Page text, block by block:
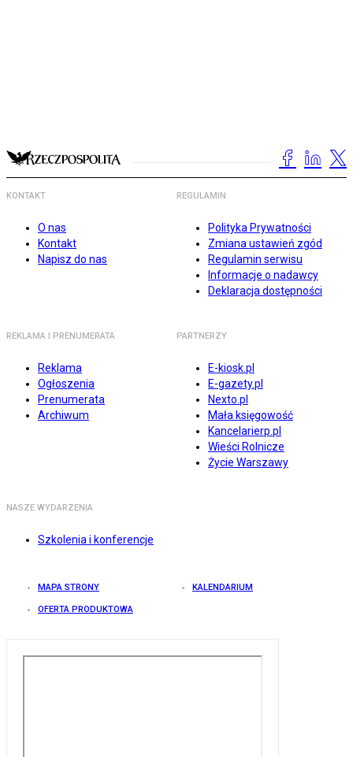
KONTAKT
O nas
Kontakt
Napisz do nas
REGULAMIN
Polityka Prywatności
Zmiana ustawień zgód
Regulamin serwisu
Informacje o nadawcy
Deklaracja dostępności
REKLAMA I PRENUMERATA
Reklama
Ogłoszenia
Prenumerata
Archiwum
PARTNERZY
E-kiosk.pl
E-gazety.pl
Nexto.pl
Mała księgowość
Kancelarierp.pl
Wieści Rolnicze
Życie Warszawy
NASZE WYDARZENIA
Szkolenia i konferencje
MAPA STRONY KALENDARIUM
OFERTA PRODUKTOWA